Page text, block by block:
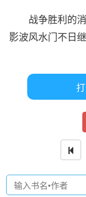
战争胜利的消
影波风水门不日
引咎辞职？江
叔搞人体实验已
四代上位收拾烂
十二月底，江